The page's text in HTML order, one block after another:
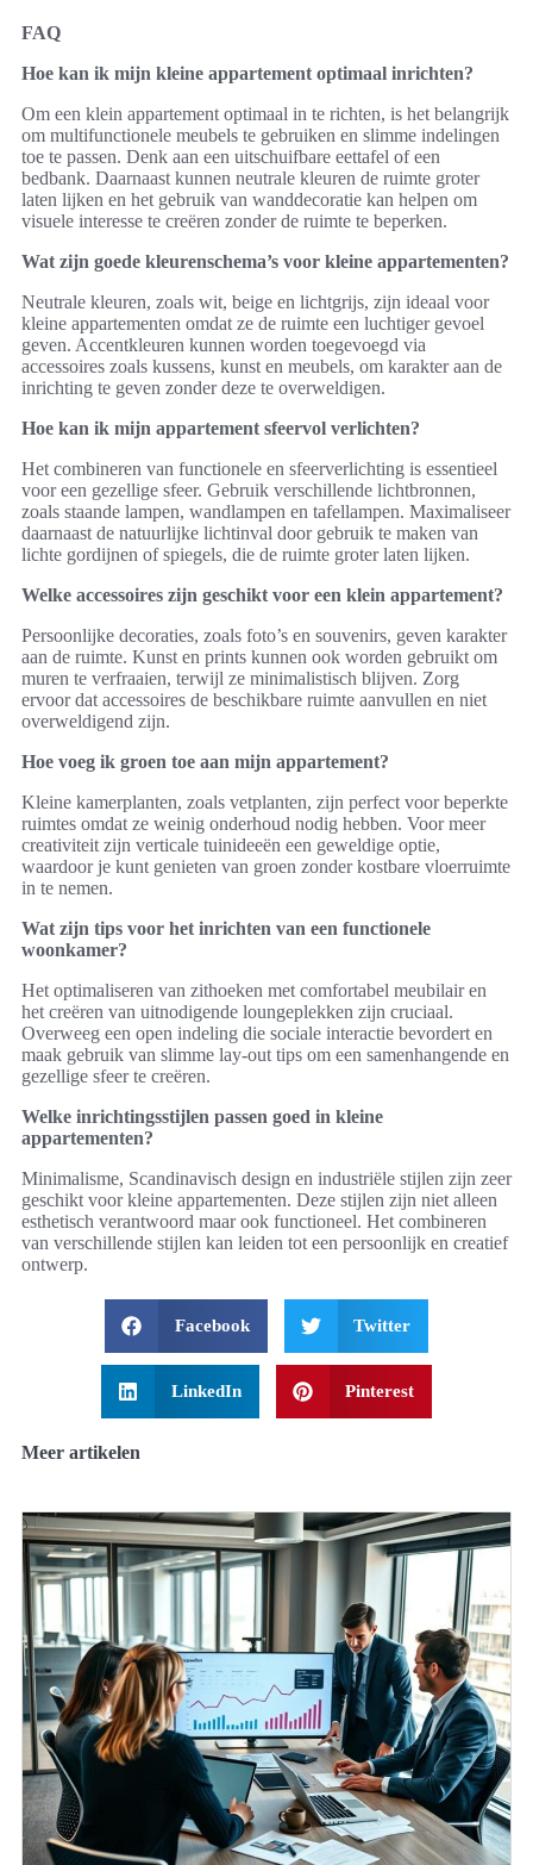
FAQ
Hoe kan ik mijn kleine appartement optimaal inrichten?
Om een klein appartement optimaal in te richten, is het belangrijk
om multifunctionele meubels te gebruiken en slimme indelingen
toe te passen. Denk aan een uitschuifbare eettafel of een
bedbank. Daarnaast kunnen neutrale kleuren de ruimte groter
laten lijken en het gebruik van wanddecoratie kan helpen om
visuele interesse te creëren zonder de ruimte te beperken.
Wat zijn goede kleurenschema’s voor kleine appartementen?
Neutrale kleuren, zoals wit, beige en lichtgrijs, zijn ideaal voor
kleine appartementen omdat ze de ruimte een luchtiger gevoel
geven. Accentkleuren kunnen worden toegevoegd via
accessoires zoals kussens, kunst en meubels, om karakter aan de
inrichting te geven zonder deze te overweldigen.
Hoe kan ik mijn appartement sfeervol verlichten?
Het combineren van functionele en sfeerverlichting is essentieel
voor een gezellige sfeer. Gebruik verschillende lichtbronnen,
zoals staande lampen, wandlampen en tafellampen. Maximaliseer
daarnaast de natuurlijke lichtinval door gebruik te maken van
lichte gordijnen of spiegels, die de ruimte groter laten lijken.
Welke accessoires zijn geschikt voor een klein appartement?
Persoonlijke decoraties, zoals foto’s en souvenirs, geven karakter
aan de ruimte. Kunst en prints kunnen ook worden gebruikt om
muren te verfraaien, terwijl ze minimalistisch blijven. Zorg
ervoor dat accessoires de beschikbare ruimte aanvullen en niet
overweldigend zijn.
Hoe voeg ik groen toe aan mijn appartement?
Kleine kamerplanten, zoals vetplanten, zijn perfect voor beperkte
ruimtes omdat ze weinig onderhoud nodig hebben. Voor meer
creativiteit zijn verticale tuinideeën een geweldige optie,
waardoor je kunt genieten van groen zonder kostbare vloerruimte
in te nemen.
Wat zijn tips voor het inrichten van een functionele
woonkamer?
Het optimaliseren van zithoeken met comfortabel meubilair en
het creëren van uitnodigende loungeplekken zijn cruciaal.
Overweeg een open indeling die sociale interactie bevordert en
maak gebruik van slimme lay-out tips om een samenhangende en
gezellige sfeer te creëren.
Welke inrichtingsstijlen passen goed in kleine
appartementen?
Minimalisme, Scandinavisch design en industriële stijlen zijn zeer
geschikt voor kleine appartementen. Deze stijlen zijn niet alleen
esthetisch verantwoord maar ook functioneel. Het combineren
van verschillende stijlen kan leiden tot een persoonlijk en creatief
ontwerp.
Facebook Twitter
LinkedIn Pinterest
Meer artikelen